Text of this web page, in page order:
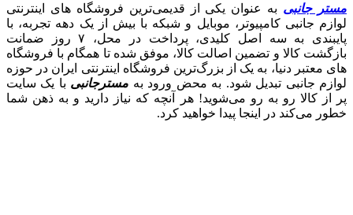
مستر جانبی به عنوان یکی از قدیمی‌ترین فروشگاه های اینترنتی
لوازم جانبی کامپیوتر، موبایل و شبکه با بیش از یک دهه تجربه، با
پایبندی به سه اصل کلیدی، پرداخت در محل، ۷ روز ضمانت
بازگشت کالا و تضمین اصالت کالا، موفق شده تا همگام با فروشگاه‌
های معتبر دنیا، به یک از بزرگ‌ترین فروشگاه اینترنتی ایران در حوزه
لوازم جانبی تبدیل شود. به محض ورود به مسترجانبی با یک سایت
پر از کالا رو به رو می‌شوید! هر آنچه که نیاز دارید و به ذهن شما
خطور می‌کند در اینجا پیدا خواهید کرد.